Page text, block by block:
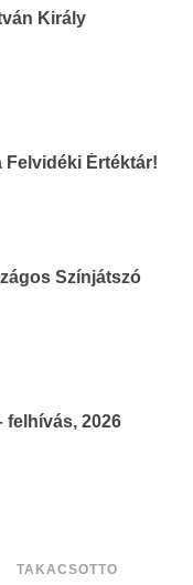
Király
Felvidéki Értéktár!
Színjátszó
felhívás, 2026
TAKACSOTTO